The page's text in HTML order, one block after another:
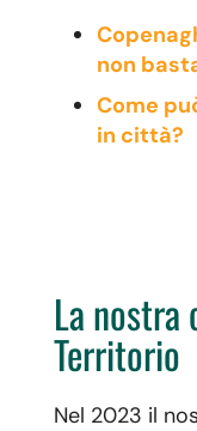
non
Come
in città?
La nostra
Territorio
Nel 2023 il